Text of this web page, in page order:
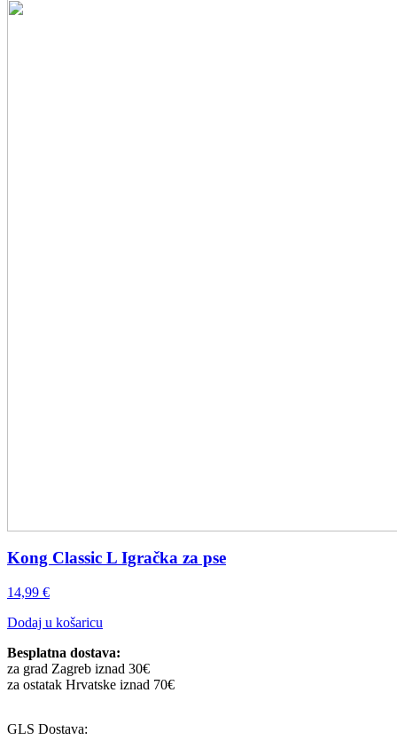
Kong Classic L Igračka za pse
14,99 €
Dodaj u košaricu
Besplatna dostava:
za grad Zagreb iznad 30€
za ostatak Hrvatske iznad 70€
GLS Dostava: